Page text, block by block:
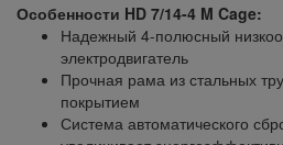
Особенности HD 7/14-4 M Cage:
Надежный 4-полюсный
электродвигатель
Прочная рама из стальных
покрытием
Система автоматического